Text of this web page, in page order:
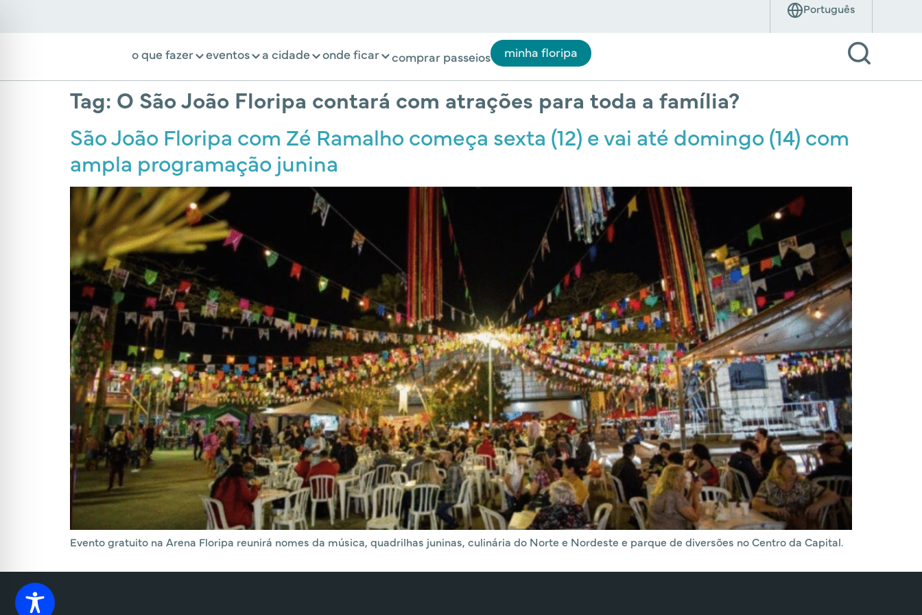
o que fazer eventos a cidade onde ficar comprar passeios minha floripa
Tag: O São João Floripa contará com atrações para toda a família?
São João Floripa com Zé Ramalho começa sexta (12) e vai até domingo (14) com
ampla programação junina
Evento gratuito na Arena Floripa reunirá nomes da música, quadrilhas juninas, culinária do Norte e Nordeste e parque de diversões no Centro da Capital.